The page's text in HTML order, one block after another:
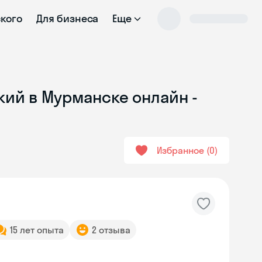
Для бизнеса Еще
в Мурманске онлайн -
Избранное 0
15 лет опыта 2 отзыва